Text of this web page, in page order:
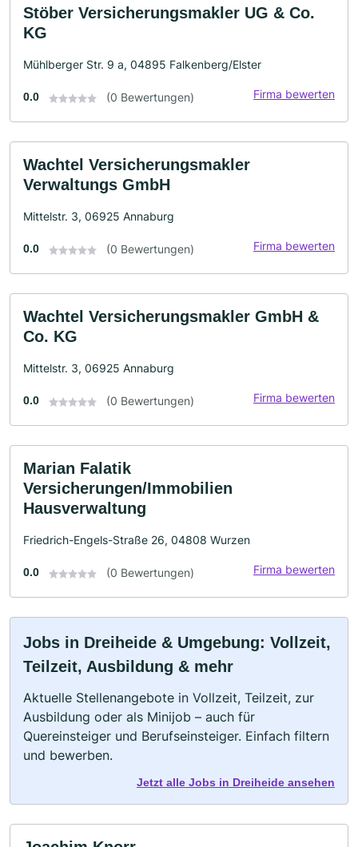
Stöber Versicherungsmakler UG & Co.
KG
Mühlberger Str. 9 a, 04895 Falkenberg/Elster
0.0 (0 Bewertungen) Firma bewerten
Wachtel Versicherungsmakler
Verwaltungs GmbH
Mittelstr. 3, 06925 Annaburg
0.0 (0 Bewertungen) Firma bewerten
Wachtel Versicherungsmakler GmbH &
Co. KG
Mittelstr. 3, 06925 Annaburg
0.0 (0 Bewertungen) Firma bewerten
Marian Falatik
Versicherungen/Immobilien
Hausverwaltung
Friedrich-Engels-Straße 26, 04808 Wurzen
0.0 (0 Bewertungen) Firma bewerten
Jobs in Dreiheide & Umgebung: Vollzeit,
Teilzeit, Ausbildung & mehr
Aktuelle Stellenangebote in Vollzeit, Teilzeit, zur
Ausbildung oder als Minijob – auch für
Quereinsteiger und Berufseinsteiger. Einfach filtern
und bewerben.
Jetzt alle Jobs in Dreiheide ansehen